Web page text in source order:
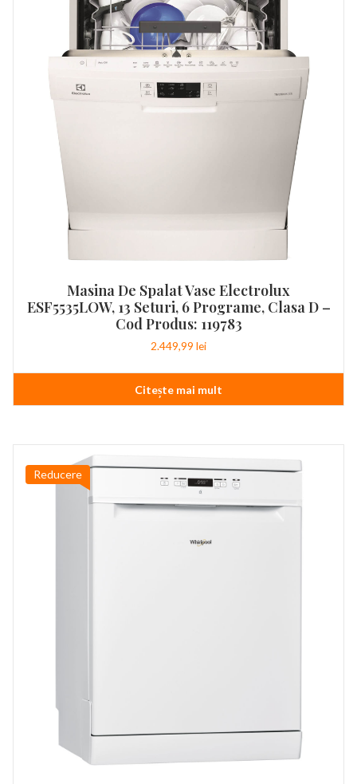
Masina De Spalat Vase Electrolux
ESF5535LOW, 13 Seturi, 6 Programe, Clasa D –
Cod Produs: 119783
2.449,99 lei
Citește mai mult
Reducere